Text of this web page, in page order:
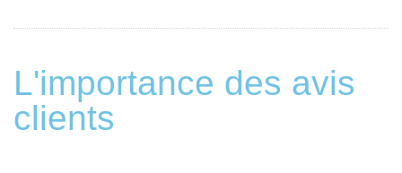
L'importance des avis
clients